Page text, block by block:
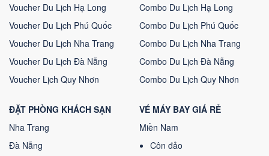
Voucher Du Lịch Hạ Long
Voucher Du Lịch Phú Quốc
Voucher Du Lịch Nha Trang
Voucher Du Lịch Đà Nẵng
Voucher Lịch Quy Nhơn
Combo Du Lịch Hạ Long
Combo Du Lịch Phú Quốc
Combo Du Lịch Nha Trang
Combo Du Lịch Đà Nẵng
Combo Du Lịch Quy Nhơn
ĐẶT PHÒNG KHÁCH SẠN
Nha Trang
Đà Nẵng
VÉ MÁY BAY GIÁ RẺ
Miền Nam
Côn đảo